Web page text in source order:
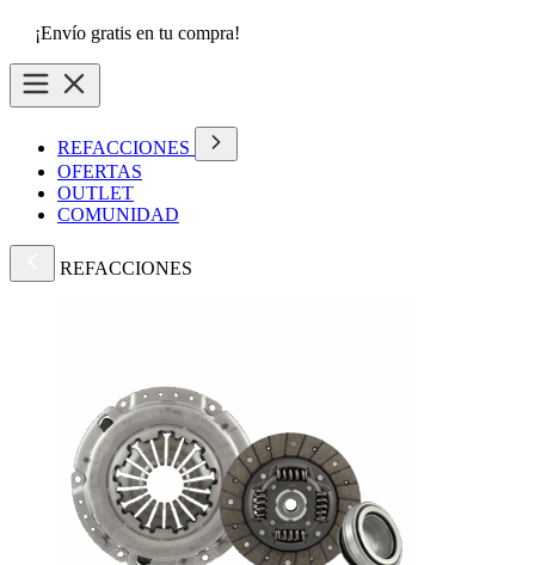
¡Envío gratis en tu compra!
REFACCIONES
OFERTAS
OUTLET
COMUNIDAD
REFACCIONES